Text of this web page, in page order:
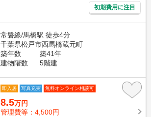
初期費用に注目
常磐線/馬橋駅 徒歩4分
千葉県松戸市西馬橋蔵元町
築年数
築41年
建物階数
5階建
即入居 写真充実 無料オンライン相談可
8.5万円
管理費等：4,500円